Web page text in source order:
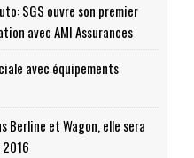
SGS ouvre son premier
avec AMI Assurances
avec équipements
Berline et Wagon, elle sera
2016